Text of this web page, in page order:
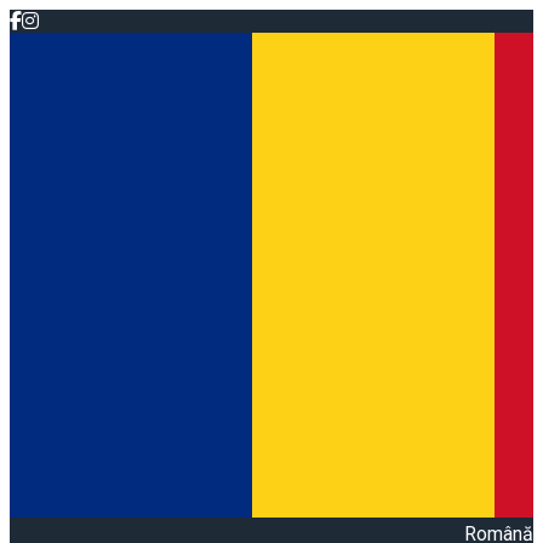
Română